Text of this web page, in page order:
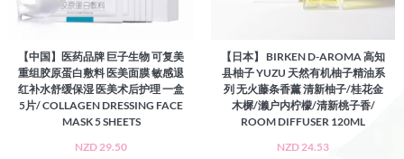
【中国】医药品牌 巨子生物 可复美
重组胶原蛋白敷料 医美面膜 敏感退
红补水舒缓保湿 医美术后护理 一盒
5片/ COLLAGEN DRESSING FACE
MASK 5 SHEETS
NZD 29.50
【日本】 BIRKEN D-AROMA 高知
县柚子 YUZU 天然有机柚子精油系
列 无火藤条香薰 清新柚子/桂花金
木樨/濑户内柠檬/清新桃子香/
ROOM DIFFUSER 120ML
NZD 24.53